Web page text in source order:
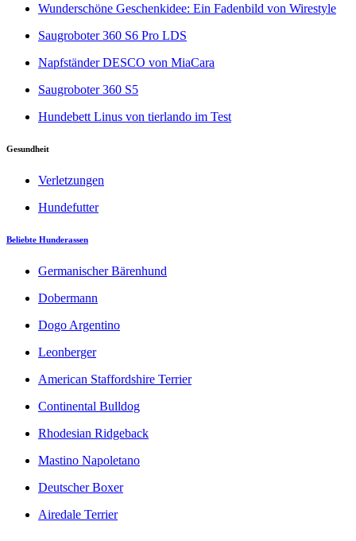
Wunderschöne Geschenkidee: Ein Fadenbild von Wirestyle
Saugroboter 360 S6 Pro LDS
Napfständer DESCO von MiaCara
Saugroboter 360 S5
Hundebett Linus von tierlando im Test
Gesundheit
Verletzungen
Hundefutter
Beliebte Hunderassen
Germanischer Bärenhund
Dobermann
Dogo Argentino
Leonberger
American Staffordshire Terrier
Continental Bulldog
Rhodesian Ridgeback
Mastino Napoletano
Deutscher Boxer
Airedale Terrier